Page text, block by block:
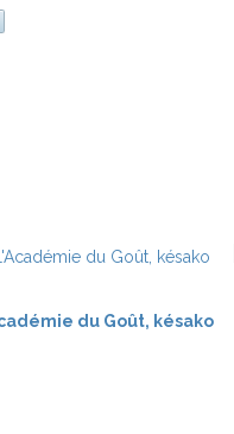
du Goût, késako